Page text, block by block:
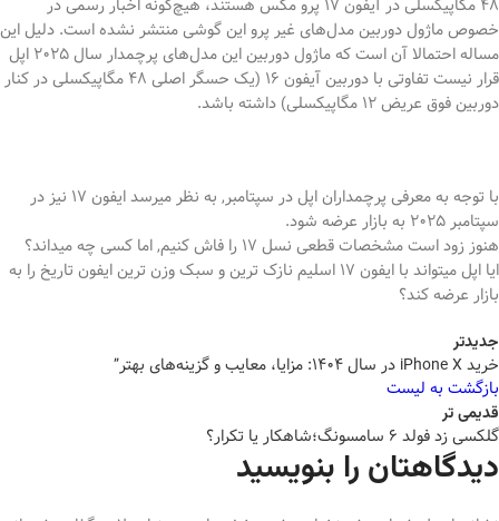
۴۸ مگاپیکسلی در آیفون ۱۷ پرو مکس هستند، هیچ‌گونه اخبار رسمی در
خصوص ماژول دوربین مدل‌های غیر پرو این گوشی منتشر نشده است. دلیل این
مساله احتمالا آن است که ماژول دوربین این مدل‌های پرچمدار سال ۲۰۲۵ اپل
قرار نیست تفاوتی با دوربین آیفون ۱۶ (یک حسگر اصلی ۴۸ مگاپیکسلی در کنار
دوربین فوق عریض ۱۲ مگاپیکسلی) داشته باشد.
با توجه به معرفی پرچمداران اپل در سپتامبر, به نظر میرسد ایفون 17 نیز در
سپتامبر 2025 به بازار عرضه شود.
هنوز زود است مشخصات قطعی نسل 17 را فاش کنیم, اما کسی چه میداند؟
ایا اپل میتواند با ایفون 17 اسلیم نازک ترین و سبک وزن ترین ایفون تاریخ را به
بازار عرضه کند؟
جدیدتر
خرید iPhone X در سال ۱۴۰۴: مزایا، معایب و گزینه‌های بهتر”
بازگشت به لیست
قدیمی تر
گلکسی زد فولد 6 سامسونگ؛شاهکار یا تکرار؟
دیدگاهتان را بنویسید